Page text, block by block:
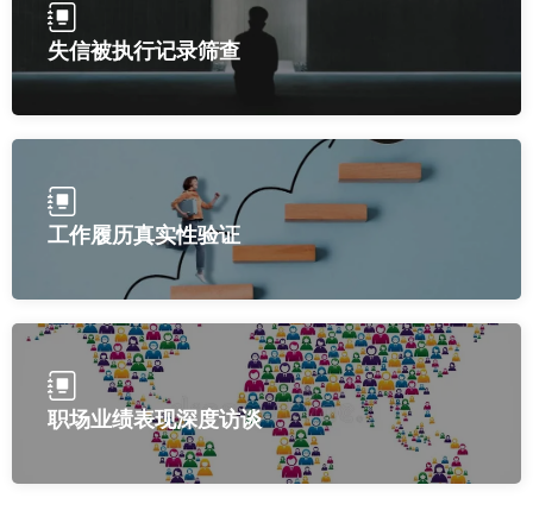
失信被执行记录筛查
工作履历真实性验证
职场业绩表现深度访谈